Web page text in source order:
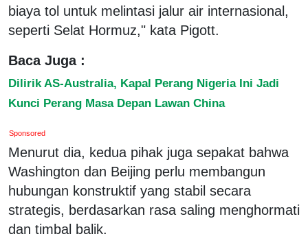
biaya tol untuk melintasi jalur air internasional,
seperti Selat Hormuz," kata Pigott.
Baca Juga :
Dilirik AS-Australia, Kapal Perang Nigeria Ini Jadi
Kunci Perang Masa Depan Lawan China
Sponsored
Menurut dia, kedua pihak juga sepakat bahwa
Washington dan Beijing perlu membangun
hubungan konstruktif yang stabil secara
strategis, berdasarkan rasa saling menghormati
dan timbal balik.